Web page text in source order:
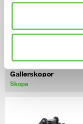
Gallerskopor
Skopa